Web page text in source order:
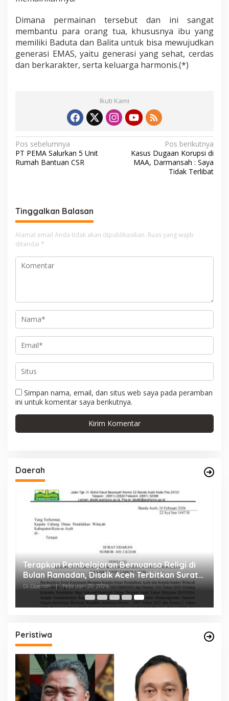
Dimana permainan tersebut dan ini sangat
membantu para orang tua, khususnya ibu yang
memiliki Baduta dan Balita untuk bisa mewujudkan
generasi EMAS, yaitu generasi yang sehat, cerdas
dan berkarakter, serta keluarga harmonis.(*)
Ikuti Kami
N
a
g
a
s
i
p
Pos sebelumnya
PT PEMA Salurkan 5 Unit
Rumah Bantuan CSR
Pos berikutnya
Kasus Dugaan Korupsi di
MAA, Darmansah : Saya
Tidak Terlibat
Tinggalkan Balasan
Alamat email Anda tidak akan dipublikasikan. Ruas yang wajib
ditandai *
Simpan nama, email, dan situs web saya pada peramban
ini untuk komentar saya berikutnya.
Daerah
Terapkan Pembelajaran Bernuansa Religi di
Bulan Ramadan, Disdik Aceh Terbitkan Surat
Edaran
Di Daerah | Februari 20, 2026
Peristiwa